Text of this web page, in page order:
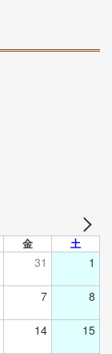
金 土
31 1
7 8
14 15